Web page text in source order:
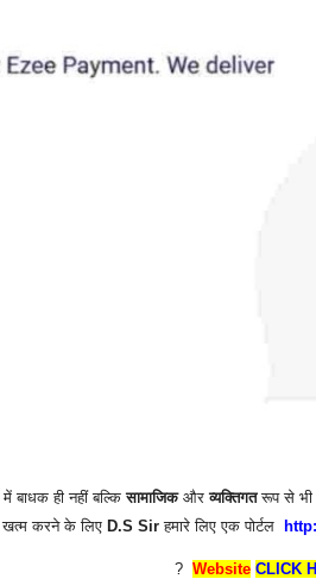
बाधक ही नहीं बल्किसामाजिकऔरव्यक्तिगतरूप से भी
करने के लिए D.S Sir हमारे लिए एक पोर्टल
? Website CLICK